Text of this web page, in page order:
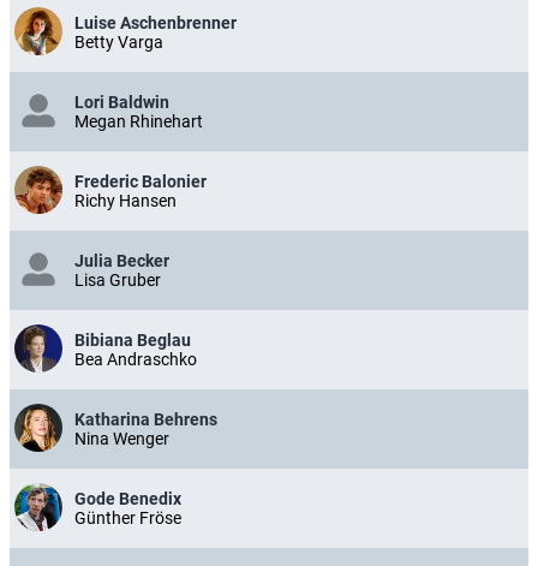
Luise Aschenbrenner
Betty Varga
Lori Baldwin
Megan Rhinehart
Frederic Balonier
Richy Hansen
Julia Becker
Lisa Gruber
Bibiana Beglau
Bea Andraschko
Katharina Behrens
Nina Wenger
Gode Benedix
Günther Fröse